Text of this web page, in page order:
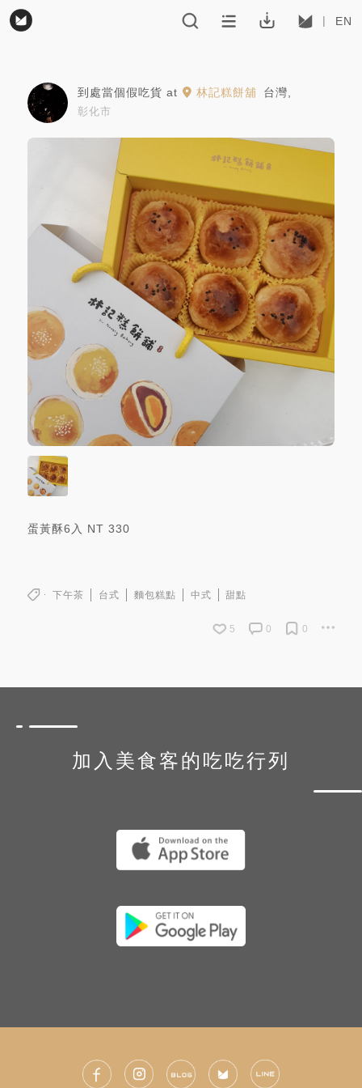
EN
到處當個假吃貨 at 林記糕餅舖 台灣
彰化市
蛋黃酥6入 NT 330
下午茶 台式 麵包糕點 中式 甜點
5 0 0
加入美食客的吃吃行列